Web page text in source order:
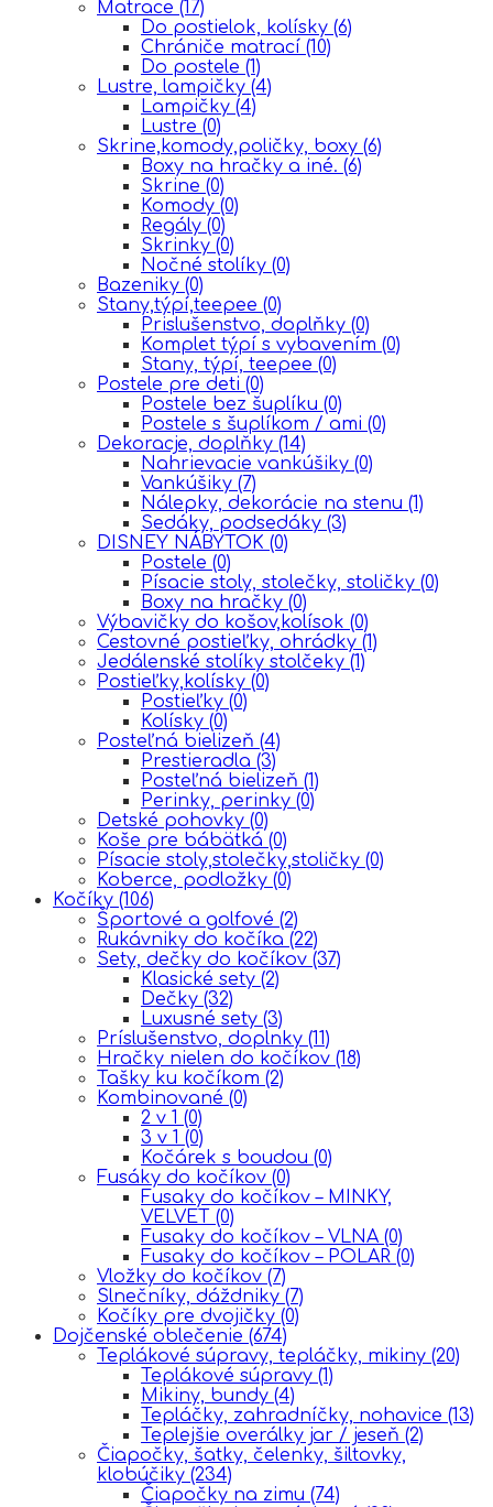
Matrace (17)
Do postielok, kolísky (6)
Chrániče matrací (10)
Do postele (1)
Lustre, lampičky (4)
Lampičky (4)
Lustre (0)
Skrine,komody,poličky, boxy (6)
Boxy na hračky a iné. (6)
Skrine (0)
Komody (0)
Regály (0)
Skrinky (0)
Nočné stolíky (0)
Bazeniky (0)
Stany,týpí,teepee (0)
Prislušenstvo, doplňky (0)
Komplet týpí s vybavením (0)
Stany, týpí, teepee (0)
Postele pre deti (0)
Postele bez šuplíku (0)
Postele s šuplíkom / ami (0)
Dekoracje, doplňky (14)
Nahrievacie vankúšiky (0)
Vankúšiky (7)
Nálepky, dekorácie na stenu (1)
Sedáky, podsedáky (3)
DISNEY NÁBYTOK (0)
Postele (0)
Písacie stoly, stolečky, stoličky (0)
Boxy na hračky (0)
Výbavičky do košov,kolísok (0)
Cestovné postieľky, ohrádky (1)
Jedálenské stolíky stolčeky (1)
Postieľky,kolísky (0)
Postieľky (0)
Kolísky (0)
Posteľná bielizeň (4)
Prestieradla (3)
Posteľná bielizeň (1)
Perinky, perinky (0)
Detské pohovky (0)
Koše pre bábätká (0)
Písacie stoly,stolečky,stoličky (0)
Koberce, podložky (0)
Kočíky (106)
Športové a golfové (2)
Rukávniky do kočíka (22)
Sety, dečky do kočíkov (37)
Klasické sety (2)
Dečky (32)
Luxusné sety (3)
Príslušenstvo, doplnky (11)
Hračky nielen do kočíkov (18)
Tašky ku kočíkom (2)
Kombinované (0)
2 v 1 (0)
3 v 1 (0)
Kočárek s boudou (0)
Fusáky do kočíkov (0)
Fusaky do kočíkov – MINKY,
VELVET (0)
Fusaky do kočíkov – VLNA (0)
Fusaky do kočíkov – POLAR (0)
Vložky do kočíkov (7)
Slnečníky, dáždniky (7)
Kočíky pre dvojičky (0)
Dojčenské oblečenie (674)
Teplákové súpravy, tepláčky, mikiny (20)
Teplákové súpravy (1)
Mikiny, bundy (4)
Tepláčky, zahradníčky, nohavice (13)
Teplejšie overálky jar / jeseň (2)
Čiapočky, šatky, čelenky, šiltovky,
klobúčiky (234)
Čiapočky na zimu (74)